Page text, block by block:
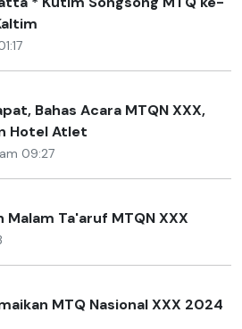
Bahas Acara MTQN XXX,
Hotel Atlet
09:27
Malam Ta'aruf MTQN XXX
MTQ Nasional XXX 2024